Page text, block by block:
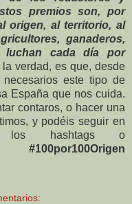
premios son, por
origen, al territorio, al
ganaderos,
luchan cada día por
la verdad, es que, desde
este tipo de
España que nos cuida.
contaros, o hacer una
y podéis seguir en
hashtags o
#100por100Origen